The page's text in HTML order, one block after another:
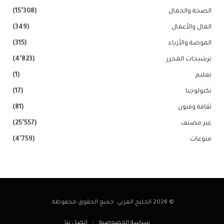
الصحة والجمال (15٬308)
المال والأعمال (349)
الموضة والأزياء (315)
ترشيحات المحرر (4٬823)
تعليم (1)
تكنولوجيا (17)
ثقافة وفنون (81)
غير مصنف (25٬557)
منوعات (4٬759)
© 2026 الخليج العربي. جميع الحقوق محفوظة.